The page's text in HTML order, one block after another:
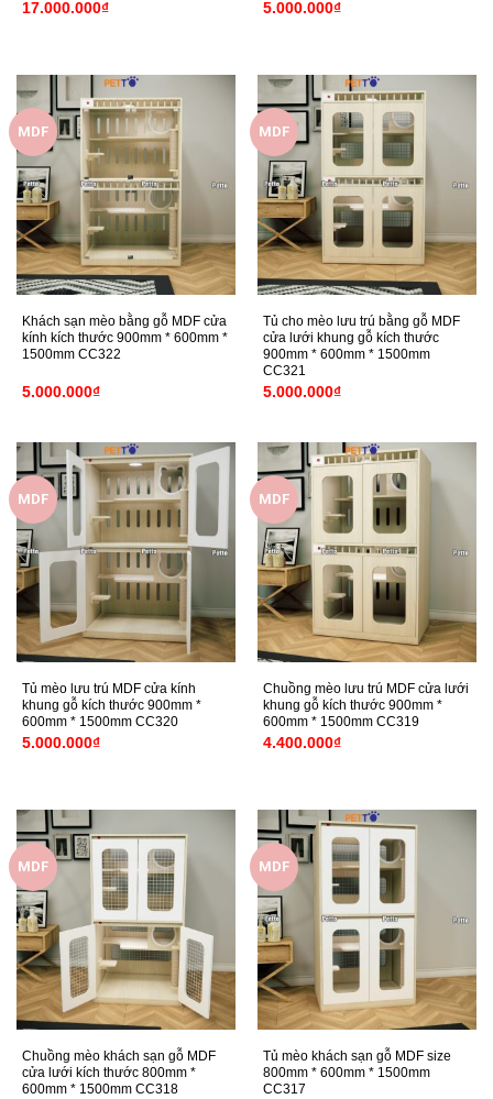
17.000.000₫ 5.000.000₫
MDF
Khách sạn mèo bằng gỗ MDF cửa
kính kích thước 900mm * 600mm *
1500mm CC322
5.000.000₫
MDF
Tủ cho mèo lưu trú bằng gỗ MDF
cửa lưới khung gỗ kích thước
900mm * 600mm * 1500mm
CC321
5.000.000₫
MDF
Tủ mèo lưu trú MDF cửa kính
khung gỗ kích thước 900mm *
600mm * 1500mm CC320
5.000.000₫
MDF
Chuồng mèo lưu trú MDF cửa lưới
khung gỗ kích thước 900mm *
600mm * 1500mm CC319
4.400.000₫
MDF
Chuồng mèo khách sạn gỗ MDF
cửa lưới kích thước 800mm *
600mm * 1500mm CC318
MDF
Tủ mèo khách sạn gỗ MDF size
800mm * 600mm * 1500mm
CC317